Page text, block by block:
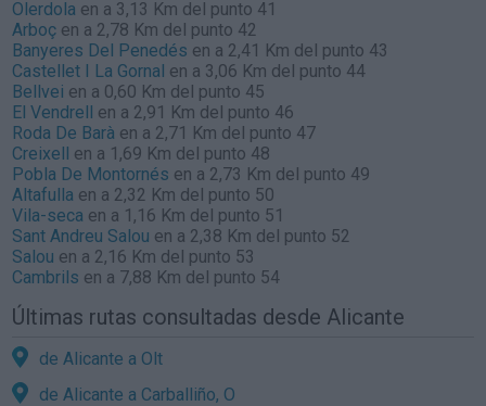
Olerdola en a 3,13 Km del punto 41
Arboç en a 2,78 Km del punto 42
Banyeres Del Penedés en a 2,41 Km del punto 43
Castellet I La Gornal en a 3,06 Km del punto 44
Bellvei en a 0,60 Km del punto 45
El Vendrell en a 2,91 Km del punto 46
Roda De Barà en a 2,71 Km del punto 47
Creixell en a 1,69 Km del punto 48
Pobla De Montornés en a 2,73 Km del punto 49
Altafulla en a 2,32 Km del punto 50
Vila-seca en a 1,16 Km del punto 51
Sant Andreu Salou en a 2,38 Km del punto 52
Salou en a 2,16 Km del punto 53
Cambrils en a 7,88 Km del punto 54
Últimas rutas consultadas desde Alicante
de Alicante a Olt
de Alicante a Carballiño, O